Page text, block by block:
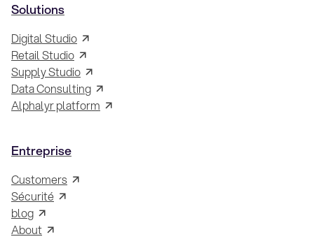
Solutions
Digital Studio
Retail Studio
Supply Studio
Data Consulting
Alphalyr platform
Entreprise
Customers
Sécurité
blog
About